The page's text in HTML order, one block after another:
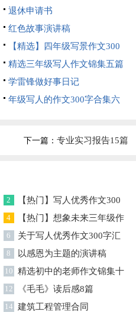
退休申请书
红色故事演讲稿
【精选】四年级写景作文300
字集合五篇
精选三年级写人作文锦集五篇
学雷锋做好事日记
年级写人的作文300字合集六
下一篇： 专业实习报告15篇
2
【热门】写人优秀作文300
字集合7篇
4
【热门】想象未来三年级作
文汇编7篇
6
关于写人优秀作文300字汇
编六篇
8 以感恩为主题的演讲稿
10 精选初中的老师作文锦集十
篇
12 《毛毛》读后感8篇
14 建筑工程管理合同